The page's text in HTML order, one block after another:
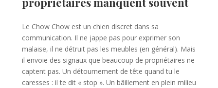
Le Chow Chow est un chien discret dans sa
communication. Il ne jappe pas pour exprimer son
malaise, il ne détruit pas les meubles (en général). Mais
il envoie des signaux que beaucoup de propriétaires ne
captent pas. Un détournement de tête quand tu le
caresses : il te dit « stop ». Un bâillement en plein milieu